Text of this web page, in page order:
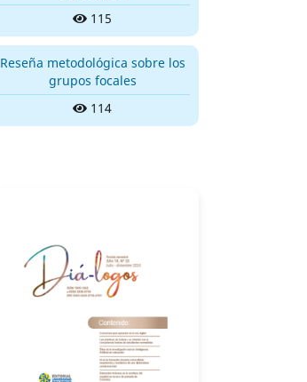
115
Reseña metodológica sobre los
grupos focales
114